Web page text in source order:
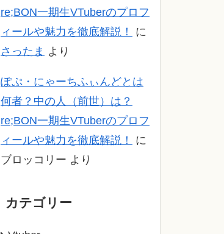
re;BON一期生VTuberのプロフ
ィールや魅力を徹底解説！
に
さったま より
ぽぷ・にゃーちふぃんどとは
何者？中の人（前世）は？
re;BON一期生VTuberのプロフ
ィールや魅力を徹底解説！
に
ブロッコリー より
カテゴリー